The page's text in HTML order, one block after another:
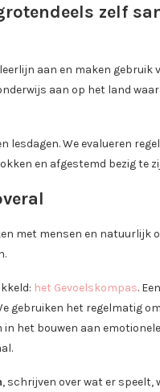
zelf
aan en maken gebruik
aan op het land
lesdagen. We evalueren
en afgestemd bezig te
met mensen en natuurlijk
het Gevoelskompas.
gebruiken het regelmatig
het bouwen aan
, schrijven over wat er speelt,